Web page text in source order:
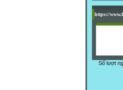
https://
Số lượt